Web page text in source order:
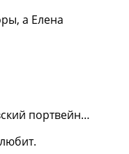
а Елена
портвейн…